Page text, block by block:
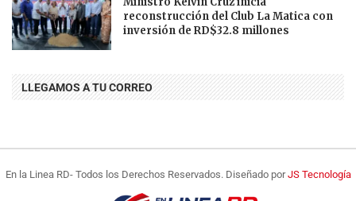
reconstrucción del Club La Matica con
inversión de RD$32.8 millones
LLEGAMOS A TU CORREO
En la Linea RD- Todos los Derechos Reservados. Diseñado porJS Tecnología